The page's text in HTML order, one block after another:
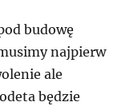
budowę
najpierw
ale
będzie